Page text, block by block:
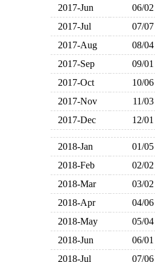
2017-Jun
06/02
2017-Jul
07/07
2017-Aug
08/04
2017-Sep
09/01
2017-Oct
10/06
2017-Nov
11/03
2017-Dec
12/01
2018-Jan 01/05
2018-Feb
02/02
2018-Mar
03/02
2018-Apr
04/06
2018-May
05/04
2018-Jun
06/01
2018-Jul
07/06